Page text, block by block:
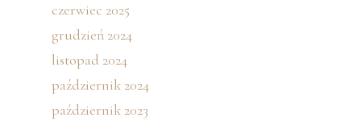
czerwiec 2025
grudzień 2024
listopad 2024
październik 2024
październik 2023